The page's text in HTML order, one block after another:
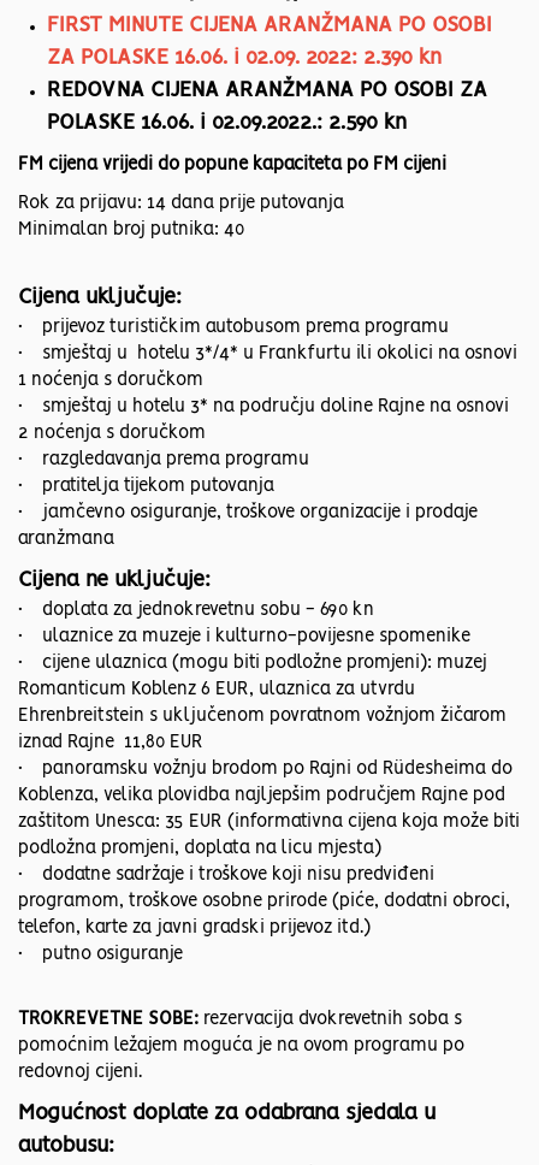
FIRST MINUTE CIJENA ARANŽMANA PO OSOBI
ZA POLASKE 16.06. i 02.09. 2022: 2.390 kn
REDOVNA CIJENA ARANŽMANA PO OSOBI ZA
POLASKE 16.06. i 02.09.2022.: 2.590 kn
FM cijena vrijedi do popune kapaciteta po FM cijeni
Rok za prijavu: 14 dana prije putovanja
Minimalan broj putnika: 40
Cijena uključuje:
• prijevoz turističkim autobusom prema programu
• smještaj u hotelu 3*/4* u Frankfurtu ili okolici na osnovi
1 noćenja s doručkom
• smještaj u hotelu 3* na području doline Rajne na osnovi
2 noćenja s doručkom
• razgledavanja prema programu
• pratitelja tijekom putovanja
• jamčevno osiguranje, troškove organizacije i prodaje
aranžmana
Cijena ne uključuje:
• doplata za jednokrevetnu sobu - 690 kn
• ulaznice za muzeje i kulturno-povijesne spomenike
• cijene ulaznica (mogu biti podložne promjeni): muzej
Romanticum Koblenz 6 EUR, ulaznica za utvrdu
Ehrenbreitstein s uključenom povratnom vožnjom žičarom
iznad Rajne 11,80 EUR
• panoramsku vožnju brodom po Rajni od Rüdesheima do
Koblenza, velika plovidba najljepšim područjem Rajne pod
zaštitom Unesca: 35 EUR (informativna cijena koja može biti
podložna promjeni, doplata na licu mjesta)
• dodatne sadržaje i troškove koji nisu predviđeni
programom, troškove osobne prirode (piće, dodatni obroci,
telefon, karte za javni gradski prijevoz itd.)
• putno osiguranje
TROKREVETNE SOBE: rezervacija dvokrevetnih soba s
pomoćnim ležajem moguća je na ovom programu po
redovnoj cijeni.
Mogućnost doplate za odabrana sjedala u
autobusu: